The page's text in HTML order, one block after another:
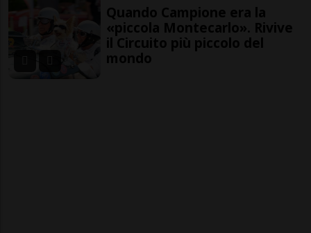
Quando Campione era la
«piccola Montecarlo». Rivive
il Circuito più piccolo del
mondo